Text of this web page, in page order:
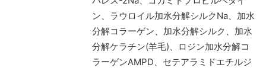
ン、ラウロイル加水分解シルクNa、加水
分解コラーゲン、加水分解シルク、加水
分解ケラチン(羊毛)、ロジン加水分解コ
ラーゲンAMPD、セテアラミドエチルジ